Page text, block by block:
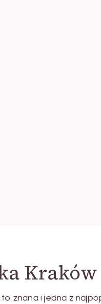
Kraków
znana i jedna z